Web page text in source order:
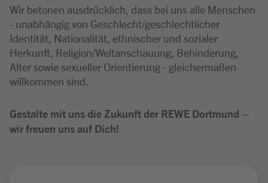
Wir betonen ausdrücklich, dass bei uns alle Menschen
- unabhängig von Geschlecht/geschlechtlicher
Identität, Nationalität, ethnischer und sozialer
Herkunft, Religion/Weltanschauung, Behinderung,
Alter sowie sexueller Orientierung - gleichermaßen
willkommen sind.
Gestalte mit uns die Zukunft der REWE Dortmund –
wir freuen uns auf Dich!